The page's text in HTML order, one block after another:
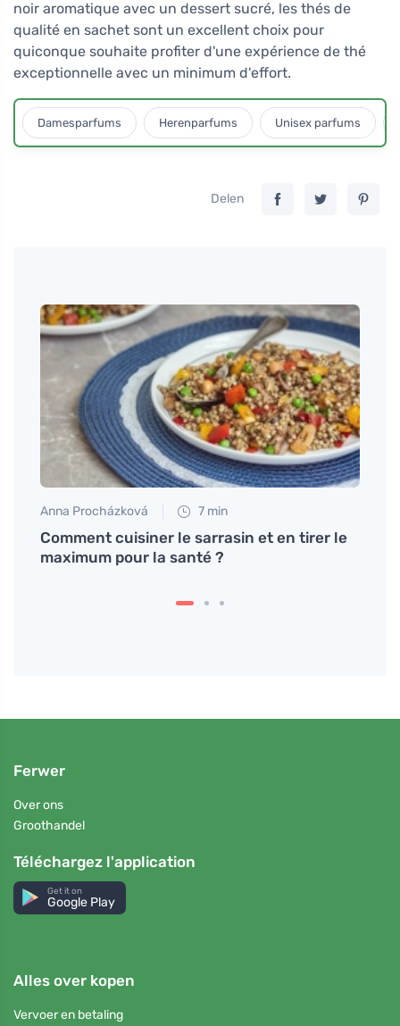
noir aromatique avec un dessert sucré, les thés de
qualité en sachet sont un excellent choix pour
quiconque souhaite profiter d'une expérience de thé
exceptionnelle avec un minimum d'effort.
Damesparfums Herenparfums Unisex parfums
Delen
Anna Procházková 7 min
Comment cuisiner le sarrasin et en tirer le
maximum pour la santé ?
Ferwer
Over ons
Groothandel
Téléchargez l'application
Get it on
Google Play
Alles over kopen
Vervoer en betaling